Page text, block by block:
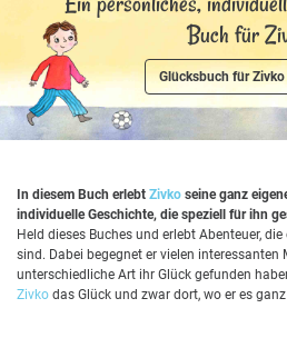
Buch für
Glücksbuch für Zivko
In diesem Buch erlebt Zivko seine ganz
individuelle Geschichte, die speziell für ihn
Held dieses Buches und erlebt Abenteuer,
sind. Dabei begegnet er vielen interessanten
unterschiedliche Art ihr Glück gefunden
Zivko das Glück und zwar dort, wo er es